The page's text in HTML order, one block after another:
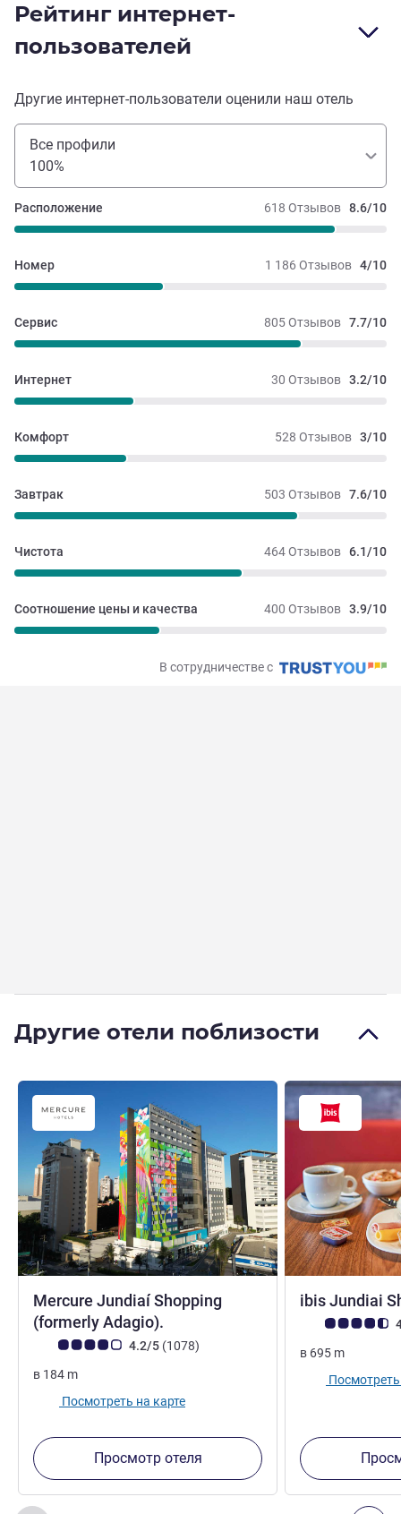
Рейтинг интернет-
пользователей
Другие интернет-пользователи оценили наш отель
Все профили
100%
618 Отзывов 8.6/10
Расположение
1 186 Отзывов 4/10
Номер
805 Отзывов 7.7/10
Сервис
30 Отзывов 3.2/10
Интернет
528 Отзывов 3/10
Комфорт
503 Отзывов 7.6/10
Завтрак
464 Отзывов 6.1/10
Чистота
400 Отзывов 3.9/10
Соотношение цены и качества
В сотрудничестве с
Другие отели поблизости
Mercure Jundiaí Shopping
(formerly Adagio).
Примечание: отзывы клиентов (Рейтинг ALL)
4.2/5 (1078Отзывов
)
в 184 m
Посмотреть на карте
Просмотр отеля
ibis Jundiai
Примечание:
в 695 m
Посмотреть